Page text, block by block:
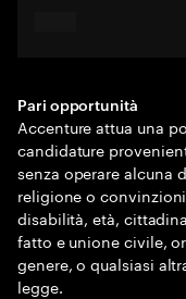
Pari opportunità
Accenture attua una
candidature
senza operare alcuna
religione o
disabilità, età,
fatto e unione civile,
genere, o qualsiasi
legge.